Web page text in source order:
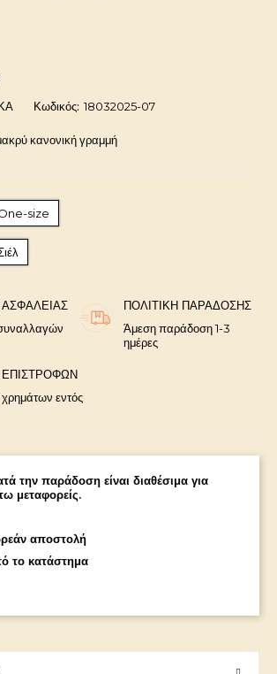
Κωδικός: 18032025-07
κανονική γραμμή
size
ΑΣΦΑΛΕΊΑΣ
ΠΟΛΙΤΙΚΉ ΠΑΡΆΔΟΣΗΣ
Άμεση παράδοση 1-3
ημέρες
ΕΠΙΣΤΡΟΦΏΝ
εντός
την παράδοση είναι διαθέσιμα για
μεταφορείς.
αποστολή
το κατάστημα